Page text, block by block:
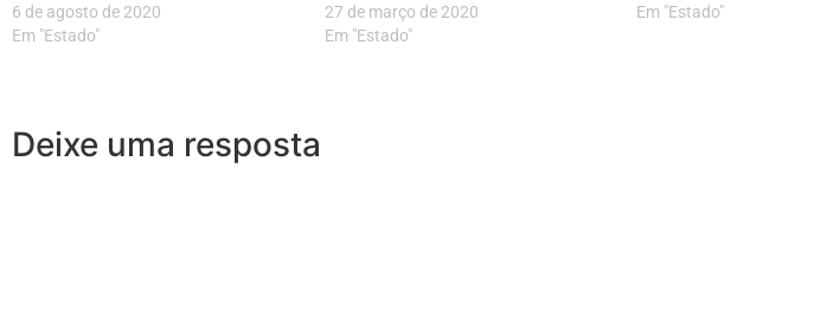
6 de agosto de 2020
Em "Estado"
27 de março de 2020
Em "Estado"
Em "Estado"
Deixe uma resposta